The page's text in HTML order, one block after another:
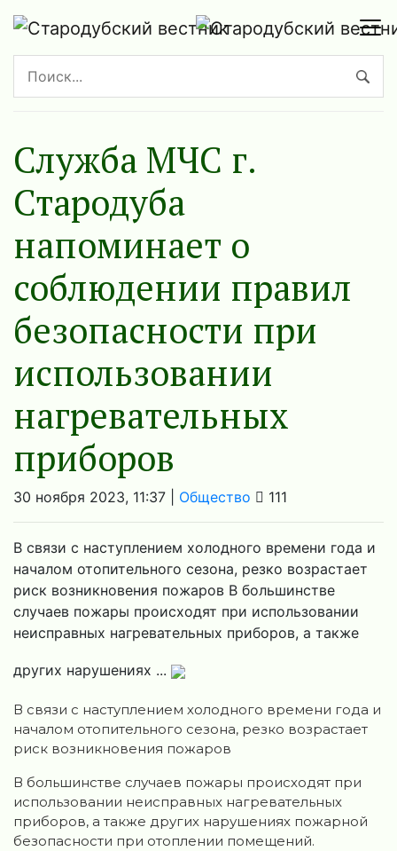
Служба МЧС г.
Стародуба
напоминает о
соблюдении правил
безопасности при
использовании
нагревательных
приборов
30 ноября 2023, 11:37 | Общество 111
В связи с наступлением холодного времени года и
началом отопительного сезона, резко возрастает
риск возникновения пожаров В большинстве
случаев пожары происходят при использовании
неисправных нагревательных приборов, а также
других нарушениях ...
В связи с наступлением холодного времени года и
началом отопительного сезона, резко возрастает
риск возникновения пожаров
В большинстве случаев пожары происходят при
использовании неисправных нагревательных
приборов, а также других нарушениях пожарной
безопасности при отоплении помещений.